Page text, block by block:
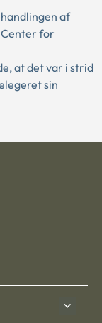
af
for
at det var i strid
sin